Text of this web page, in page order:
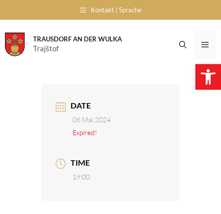
to
content
Kontakt | Sprache
TRAUSDORF AN DER WULKA
Trajštof
DATE
08 Mai 2024
Expired!
TIME
19:00